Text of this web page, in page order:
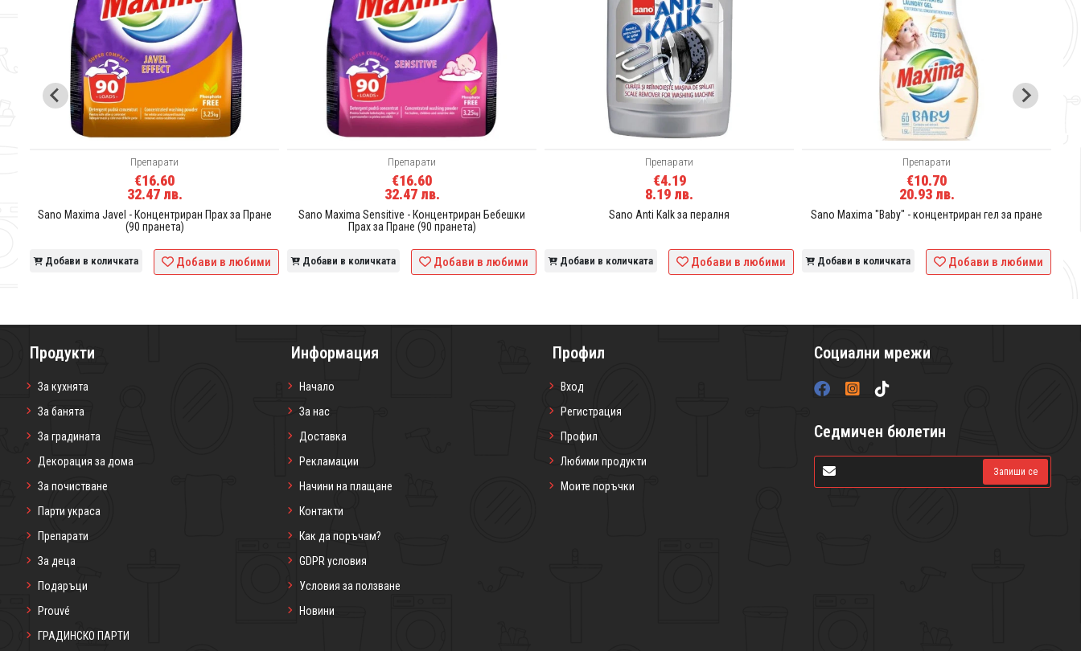
Препарати
€16.60
32.47 лв.
Sano Maxima Javel - Концентриран Прах за Пране
(90 пранета)
Добави в количката Добави в любими
Препарати
€16.60
32.47 лв.
Sano Maxima Sensitive - Концентриран Бебешки
Прах за Пране (90 пранета)
Добави в количката Добави в любими
Препарати
€4.19
8.19 лв.
Sano Anti Kalk за пералня
Добави в количката Добави в любими
Препарати
€10.70
20.93 лв.
Sano Maxima "Baby" - концентриран гел за пране
Добави в количката Добави в любими
Продукти
За кухнята
За банята
За градината
Декорация за дома
За почистване
Парти украса
Препарати
За деца
Подаръци
Prouvé
ГРАДИНСКО ПАРТИ
Информация
Начало
За нас
Доставка
Рекламации
Начини на плащане
Контакти
Как да поръчам?
GDPR условия
Условия за ползване
Новини
Профил
Вход
Регистрация
Профил
Любими продукти
Моите поръчки
Социални мрежи
Седмичен бюлетин
Запиши се